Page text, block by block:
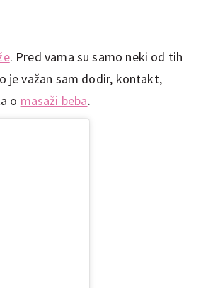
. Pred vama su samo neki od tih
je važan sam dodir, kontakt,
o masaži beba.